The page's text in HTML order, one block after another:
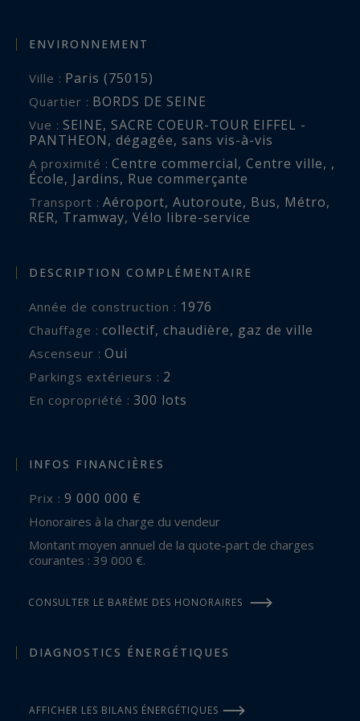
ENVIRONNEMENT
Ville : Paris (75015)
Quartier : BORDS DE SEINE
Vue : SEINE, SACRE COEUR-TOUR EIFFEL -
PANTHEON, dégagée, sans vis-à-vis
A proximité : Centre commercial, Centre ville, ,
École, Jardins, Rue commerçante
Transport : Aéroport, Autoroute, Bus, Métro,
RER, Tramway, Vélo libre-service
DESCRIPTION COMPLÉMENTAIRE
Année de construction : 1976
Chauffage : collectif, chaudière, gaz de ville
Ascenseur : Oui
parkings extérieurs : 2
En copropriété : 300 lots
INFOS FINANCIÈRES
Prix : 9 000 000 €
Honoraires à la charge du vendeur
Montant moyen annuel de la quote-part de charges
courantes : 39 000 €.
CONSULTER LE BARÈME DES HONORAIRES
DIAGNOSTICS ÉNERGÉTIQUES
AFFICHER LES BILANS ÉNERGÉTIQUES